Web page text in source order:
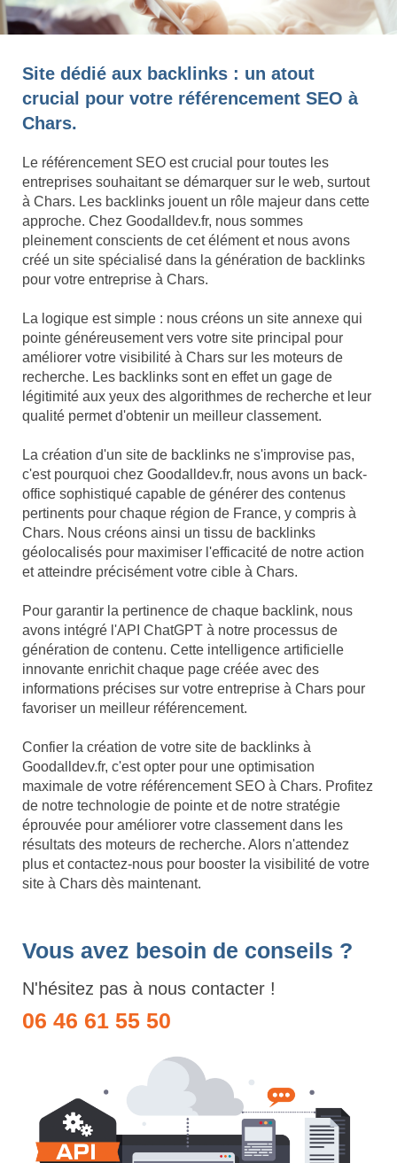
Site dédié aux backlinks : un atout
crucial pour votre référencement SEO à
Chars.
Le référencement SEO est crucial pour toutes les
entreprises souhaitant se démarquer sur le web, surtout
à Chars. Les backlinks jouent un rôle majeur dans cette
approche. Chez Goodalldev.fr, nous sommes
pleinement conscients de cet élément et nous avons
créé un site spécialisé dans la génération de backlinks
pour votre entreprise à Chars.
La logique est simple : nous créons un site annexe qui
pointe généreusement vers votre site principal pour
améliorer votre visibilité à Chars sur les moteurs de
recherche. Les backlinks sont en effet un gage de
légitimité aux yeux des algorithmes de recherche et leur
qualité permet d'obtenir un meilleur classement.
La création d'un site de backlinks ne s'improvise pas,
c'est pourquoi chez Goodalldev.fr, nous avons un back-
office sophistiqué capable de générer des contenus
pertinents pour chaque région de France, y compris à
Chars. Nous créons ainsi un tissu de backlinks
géolocalisés pour maximiser l'efficacité de notre action
et atteindre précisément votre cible à Chars.
Pour garantir la pertinence de chaque backlink, nous
avons intégré l'API ChatGPT à notre processus de
génération de contenu. Cette intelligence artificielle
innovante enrichit chaque page créée avec des
informations précises sur votre entreprise à Chars pour
favoriser un meilleur référencement.
Confier la création de votre site de backlinks à
Goodalldev.fr, c'est opter pour une optimisation
maximale de votre référencement SEO à Chars. Profitez
de notre technologie de pointe et de notre stratégie
éprouvée pour améliorer votre classement dans les
résultats des moteurs de recherche. Alors n'attendez
plus et contactez-nous pour booster la visibilité de votre
site à Chars dès maintenant.
Vous avez besoin de conseils ?
N'hésitez pas à nous contacter !
06 46 61 55 50